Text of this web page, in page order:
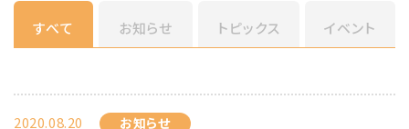
すべて お知らせ トピックス イベント
2020.08.20 お知らせ